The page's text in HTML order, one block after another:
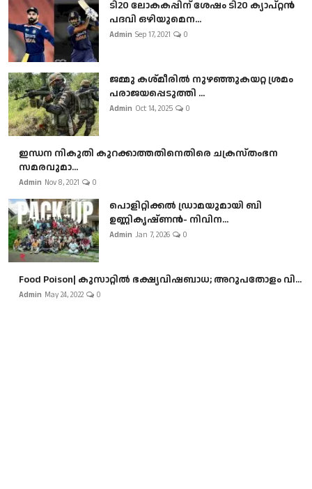
ടി20 ലോകകപ്പിന് ശേഷം ടി20 ക്യാപ്റ്റൻ
പദവി ഒഴിയുമെന...
Admin Sep 17, 2021 0
ജമ്മു കശ്മീരിൽ നുഴഞ്ഞുകയറ്റ ശ്രമം
പരാജയപ്പെടുത്തി ...
Admin Oct 14, 2025 0
ഇന്ധന നികുതി കുറക്കാത്തതിനെതിരെ ചക്രസ്തംഭന
സമരവുമാ...
Admin Nov 8, 2021 0
പൊളിറ്റിക്കല്‍ ഡ്രാമയുമായി ബി
ഉണ്ണികൃഷ്ണന്‍- നിവിന...
Admin Jan 7, 2026 0
Food Poison| കുസാറ്റില്‍ ഭക്ഷ്യവിഷബാധ; അറുപതോളം വി...
Admin May 24, 2022 0